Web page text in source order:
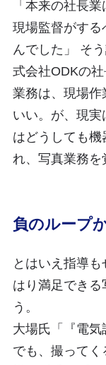
「本来の社長
現場監督がす
んでした」 そ
式会社ODKの
業務は、現場
いい。が、現
はどうしても
れ、写真業務を
負のループ
とはいえ指導
はり満足でき
う。
大場氏「『電
でも、撮って